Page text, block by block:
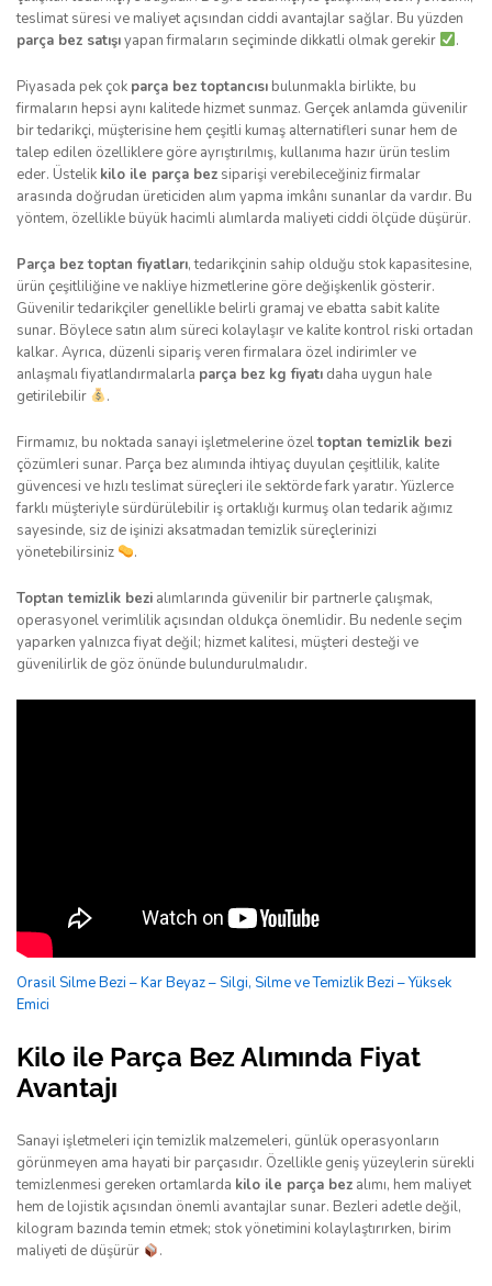
teslimat süresi ve maliyet açısından ciddi avantajlar sağlar. Bu yüzden
parça bez satışıyapan firmaların seçiminde dikkatli olmak gerekir .
Piyasada pek çok parça bez toptancısı bulunmakla birlikte, bu
firmaların hepsi aynı kalitede hizmet sunmaz. Gerçek anlamda güvenilir
bir tedarikçi, müşterisine hem çeşitli kumaş alternatifleri sunar hem de
talep edilen özelliklere göre ayrıştırılmış, kullanıma hazır ürün teslim
eder. Üstelik kilo ile parça bez siparişi verebileceğiniz firmalar
arasında doğrudan üreticiden alım yapma imkânı sunanlar da vardır. Bu
yöntem, özellikle büyük hacimli alımlarda maliyeti ciddi ölçüde düşürür.
Parça bez toptan fiyatları, tedarikçinin sahip olduğu stok kapasitesine,
ürün çeşitliliğine ve nakliye hizmetlerine göre değişkenlik gösterir.
Güvenilir tedarikçiler genellikle belirli gramaj ve ebatta sabit kalite
sunar. Böylece satın alım süreci kolaylaşır ve kalite kontrol riski ortadan
kalkar. Ayrıca, düzenli sipariş veren firmalara özel indirimler ve
anlaşmalı fiyatlandırmalarla parça bez kg fiyatı daha uygun hale
getirilebilir
.
Firmamız, bu noktada sanayi işletmelerine özeltoptan temizlik bezi
çözümleri sunar. Parça bez alımında ihtiyaç duyulan çeşitlilik, kalite
güvencesi ve hızlı teslimat süreçleri ile sektörde fark yaratır. Yüzlerce
farklı müşteriyle sürdürülebilir iş ortaklığı kurmuş olan tedarik ağımız
sayesinde, siz de işinizi aksatmadan temizlik süreçlerinizi
yönetebilirsiniz
.
Toptan temizlik bezi alımlarında güvenilir bir partnerle çalışmak,
operasyonel verimlilik açısından oldukça önemlidir. Bu nedenle seçim
yaparken yalnızca fiyat değil; hizmet kalitesi, müşteri desteği ve
güvenilirlik de göz önünde bulundurulmalıdır.
Orasil Silme Bezi – Kar Beyaz – Silgi, Silme ve Temizlik Bezi – Yüksek
Emici
Kilo ile Parça Bez Alımında Fiyat
Avantajı
Sanayi işletmeleri için temizlik malzemeleri, günlük operasyonların
görünmeyen ama hayati bir parçasıdır. Özellikle geniş yüzeylerin sürekli
temizlenmesi gereken ortamlarda kilo ile parça bez alımı, hem maliyet
hem de lojistik açısından önemli avantajlar sunar. Bezleri adetle değil,
kilogram bazında temin etmek; stok yönetimini kolaylaştırırken, birim
maliyeti de düşürür
.